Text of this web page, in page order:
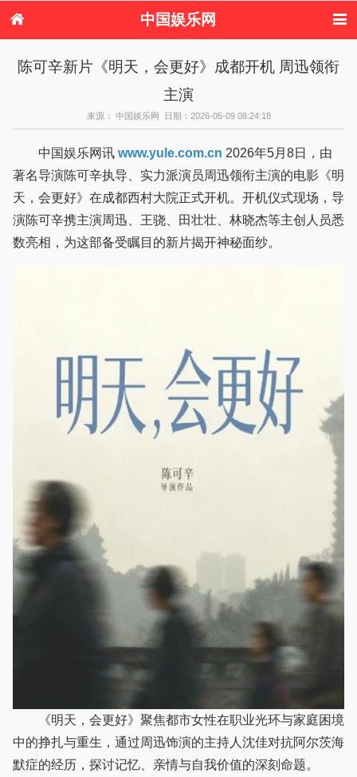
中国娱乐网
电视剧
演唱会 综艺节目
偶像活动
陈可辛新片《明天，会更好》成都开机 周迅领衔
主演
来源： 中国娱乐网 日期：2026-05-09 08:24:18
中国娱乐网讯 www.yule.com.cn
著名导演陈可辛执导、实力派演员周迅领衔主演的电影《明
天，会更好》在成都西村大院正式开机。开机仪式现场，导
演陈可辛携主演周迅、王骁、田壮壮、林晓杰等主创人员悉
数亮相，为这部备受瞩目的新片揭开神秘面纱。
《明天，会更好》聚焦都市女性在职业光环与家庭困境
中的挣扎与重生，通过周迅饰演的主持人沈佳对抗阿尔茨海
默症的经历，探讨记忆、亲情与自我价值的深刻命题。